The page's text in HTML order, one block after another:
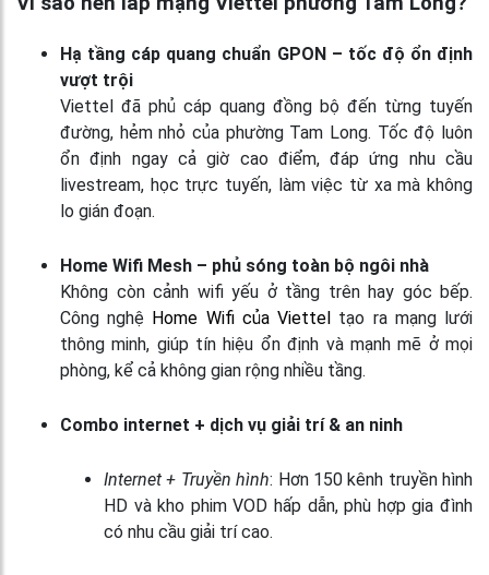
Hạ tầng cáp quang chuẩn GPON – tốc độ ổn định
vượt trội
Viettel đã phủ cáp quang đồng bộ đến từng tuyến
đường, hẻm nhỏ của phường Tam Long. Tốc độ luôn
ổn định ngay cả giờ cao điểm, đáp ứng nhu cầu
livestream, học trực tuyến, làm việc từ xa mà không
lo gián đoạn.
Home Wifi Mesh – phủ sóng toàn bộ ngôi nhà
Không còn cảnh wifi yếu ở tầng trên hay góc bếp.
Công nghệ Home Wifi của Viettel
tạo ra mạng lưới
thông minh, giúp tín hiệu ổn định và mạnh mẽ ở mọi
phòng, kể cả không gian rộng nhiều tầng.
Combo internet + dịch vụ giải trí & an ninh
Internet + Truyền hình: Hơn 150 kênh truyền hình
HD và kho phim VOD hấp dẫn, phù hợp gia đình
có nhu cầu giải trí cao.